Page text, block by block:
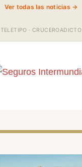
Ver todas las noticias →
TELETIPO · CRUCEROADICTO